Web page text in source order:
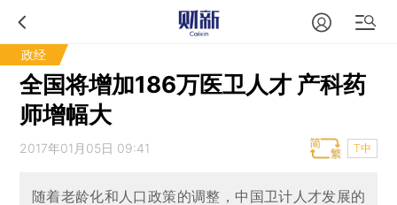
政经
全国将增加186万医卫人才 产科药
师增幅大
2017年01月05日 09:41 T中
随着老龄化和人口政策的调整，中国卫计人才发展的